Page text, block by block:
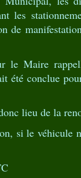
les
de
Maire
été conclue
lieu de la
si le véhicule